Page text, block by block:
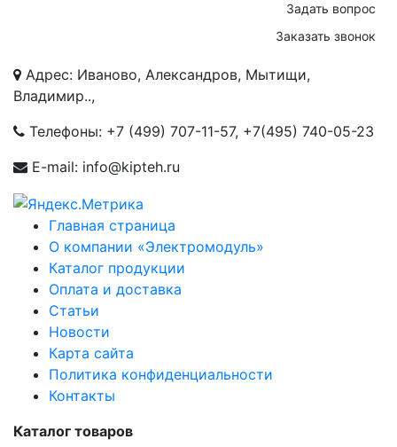
Задать вопрос
Заказать звонок
Адрес: Иваново, Александров, Мытищи,
Владимир..,
Телефоны: +7 (499) 707-11-57, +7(495) 740-05-23
E-mail: info@kipteh.ru
Главная страница
О компании «Электромодуль»
Каталог продукции
Оплата и доставка
Статьи
Новости
Карта сайта
Политика конфиденциальности
Контакты
Каталог товаров